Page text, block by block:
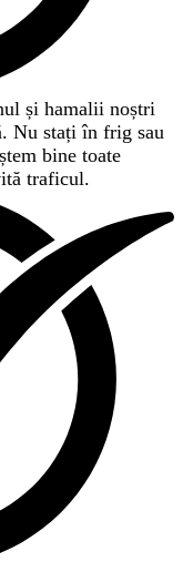
și hamalii noștri
Nu stați în frig sau
bine toate
traficul.